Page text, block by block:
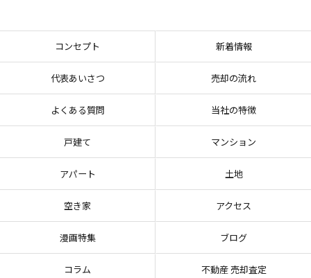
コンセプト 新着情報
代表あいさつ 売却の流れ
よくある質問 当社の特徴
戸建て マンション
アパート 土地
空き家 アクセス
漫画特集 ブログ
コラム 不動産 売却査定